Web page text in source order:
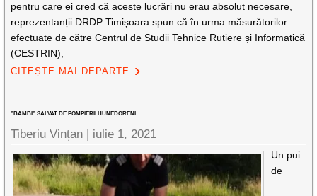
pentru care ei cred că aceste lucrări nu erau absolut necesare,
reprezentanții DRDP Timișoara spun că în urma măsurătorilor
efectuate de către Centrul de Studii Tehnice Rutiere și Informatică
(CESTRIN),
CITEȘTE MAI DEPARTE
”BAMBI” SALVAT DE POMPIERII HUNEDORENI
Tiberiu Vințan | iulie 1, 2021
Un pui
de